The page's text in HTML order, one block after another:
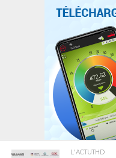
L'ACTUTHD